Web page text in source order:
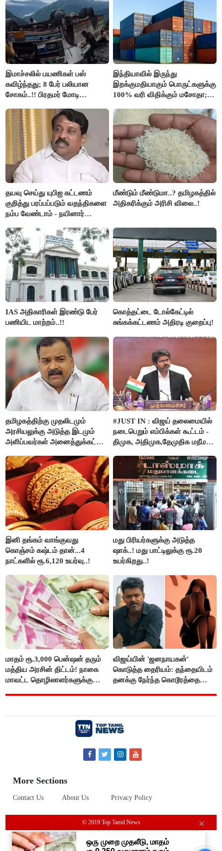
இமாச்சலில் பயணிகள் பஸ்
கவிழ்ந்தது; 8 பேர் பலியான
சோகம்..!! பிரதமர் மோடி
இந்தியாவில் இருந்து
இறக்குமதியாகும் பொருட்களுக்கு
100% வரி விதிக்கும் மசோதா;
தயவு செய்து யுபிஐ கட்டணம்
குறித்து பரப்பப்படும் வதந்திகளை
நம்ப வேண்டாம் - நயினார்
மீண்டும் மீண்டுமா..? தமிழகத்தில்
அதிகரிக்கும் அரிசி விலை..!
IAS அதிகாரிகள் இரண்டு பேர்
பணியிட மாற்றம்..!!
கொத்தட்டை டோல்கேட்டில்
சுங்கக்கட்டணம் அதிரடி குறைப்பு!
தமிழகத்திற்கு முதலிடமும்
அரசியலுக்கு அடுத்த இடமும்
அளிப்பவர்கள் அனைத்துக்கட்சி
பங்கேற்பார்கள் - மாணிக்கம்
தாகூர்..!!
#JUST IN : விஜய் தலைமையில்
நடைபெறும் எம்பிக்கள் கூட்டம் -
திமுக, அதிமுக,தேமுதிக மநீம
இனி தங்கம் வாங்குவது
கொஞ்சம் கஷ்டம் தான்...4
நாட்களில் ரூ.6,120 உயர்வு..!
மது பிரியர்களுக்கு அடுத்த
ஷாக்..! மது பாட்டிலுக்கு ரூ.20
உயர்கிறது..!
மாதம் ரூ.3,000 பென்ஷன் தரும்
மத்திய அரசின் திட்டம்! நாகை
மாவட்ட தொழிலாளர்களுக்கு
விஜய்யின் 'ஜனநாயகன்'
கொடுத்த தைரியம்: தந்தையிடம்
தனக்கு நேர்ந்த கொடூரத்தை
More Sections
Contact Us About Us Privacy Policy
© 2019 Top Tamil News